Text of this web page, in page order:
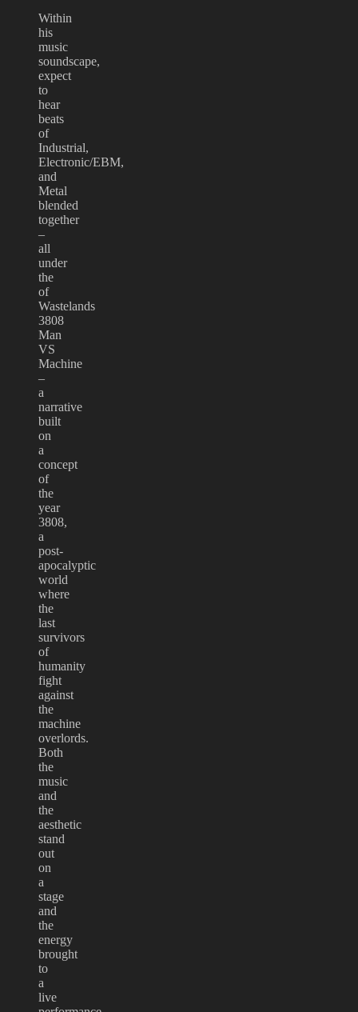
Within
his
music
soundscape,
expect
to
hear
beats
of
Industrial,
Electronic/EBM,
and
Metal
blended
together
–
all
under
the
of
Wastelands
3808
Man
VS
Machine
–
a
narrative
built
on
a
concept
of
the
year
3808,
a
post-
apocalyptic
world
where
the
last
survivors
of
humanity
fight
against
the
machine
overlords.
Both
the
music
and
the
aesthetic
stand
out
on
a
stage
and
the
energy
brought
to
a
live